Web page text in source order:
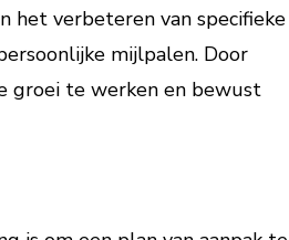
het verbeteren van specifieke
mijlpalen. Door
groei te werken en bewust